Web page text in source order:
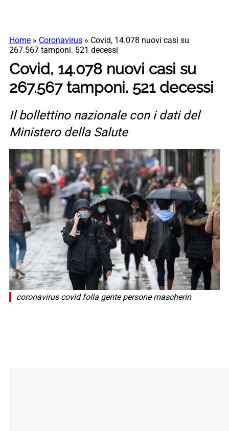
Home » Coronavirus » Covid, 14.078 nuovi casi su
267.567 tamponi. 521 decessi
Covid, 14.078 nuovi casi su
267.567 tamponi. 521 decessi
Il bollettino nazionale con i dati del
Ministero della Salute
coronavirus covid folla gente persone mascherin